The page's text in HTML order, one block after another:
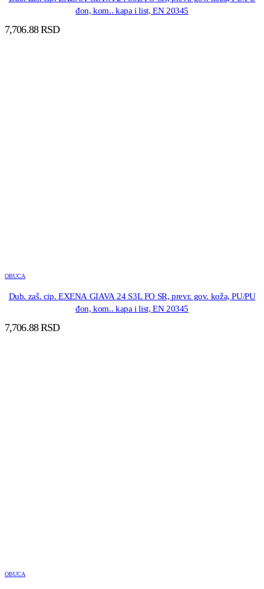
đon, kom.. kapa i list, EN 20345
7,706.88RSD
OBUCA
Dub. zaš. cip. EXENA GIAVA 24 S3L FO SR, prevr. gov. koža, PU/PU
đon, kom.. kapa i list, EN 20345
7,706.88RSD
OBUCA